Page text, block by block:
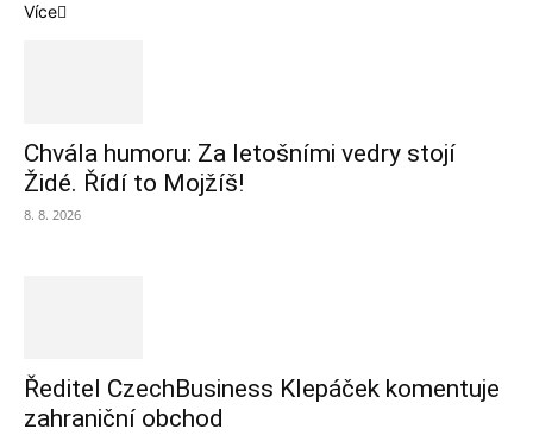
Více
Chvála humoru: Za letošními vedry stojí
Židé. Řídí to Mojžíš!
8. 8. 2026
Ředitel CzechBusiness Klepáček komentuje
zahraniční obchod